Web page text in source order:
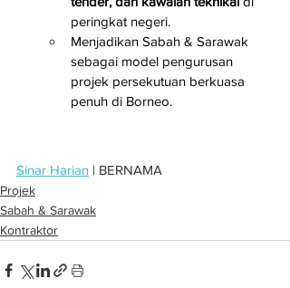
peringkat negeri.
Menjadikan Sabah & Sarawak
sebagai model pengurusan
projek persekutuan berkuasa
penuh di Borneo.
Sinar Harian | BERNAMA
Projek
Sabah & Sarawak
Kontraktor